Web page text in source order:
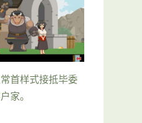
首样式接抵毕委
家。